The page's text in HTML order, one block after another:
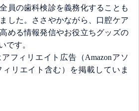
員の歯科検診を義務化することも
した。ささやかながら、口腔ケア
める情報発信やお役立ちグッズの
です。
フィリエイト広告（Amazonアソ
リエイト含む）を掲載していま